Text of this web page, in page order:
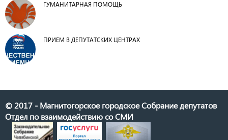
ГУМАНИТАРНАЯ ПОМОЩЬ
ПРИЕМ В ДЕПУТАТСКИХ ЦЕНТРАХ
© 2017 - Магнитогорское городское Собрание депутатов
Отдел по взаимодействию со СМИ